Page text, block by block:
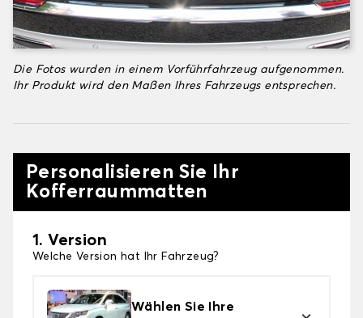
Die Fotos wurden in einem Vorführfahrzeug aufgenommen.
Ihr Produkt wird den Maßen Ihres Fahrzeugs entsprechen.
Personalisieren Sie Ihr
Kofferraummatten
1. Version
Welche Version hat Ihr Fahrzeug?
Wählen Sie Ihre